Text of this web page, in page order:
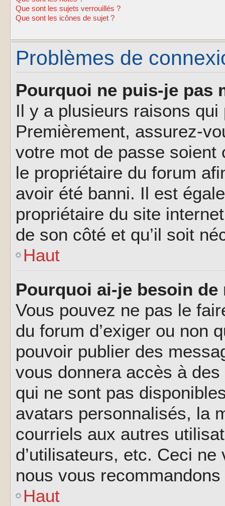
Que sont les sujets verrouillés ?
Que sont les icônes de sujet ?
Problèmes de
Pourquoi ne puis-je pas
Il y a plusieurs raisons
Premièrement, assurez-
votre mot de passe soient
le propriétaire du forum
avoir été banni. Il est
propriétaire du site
de son côté et qu’il soit
Haut
Pourquoi ai-je besoin
Vous pouvez ne pas le
du forum d’exiger ou non
pouvoir publier des
vous donnera accès à
qui ne sont pas
avatars personnalisés, la
courriels aux autres
d’utilisateurs, etc. Ceci
nous vous
Haut